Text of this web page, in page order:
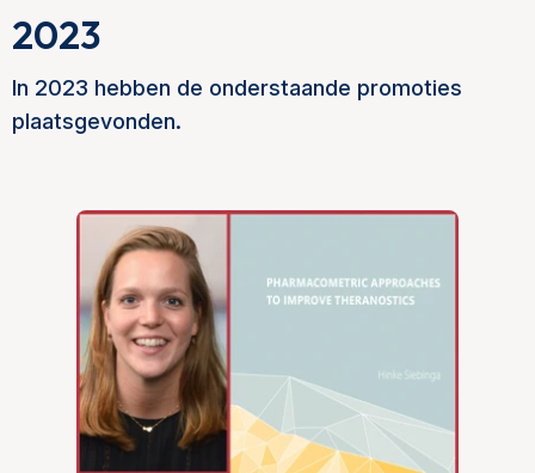
2023
In 2023 hebben de onderstaande promoties
plaatsgevonden.